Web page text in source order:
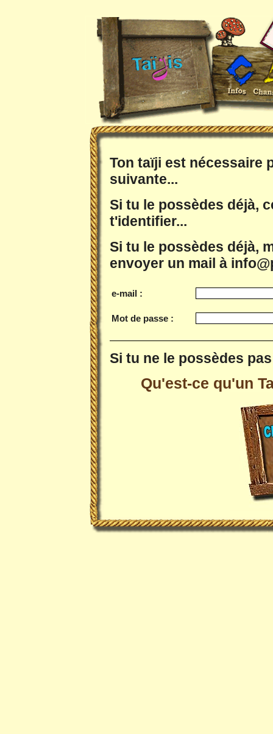
Ton taïji est nécessaire
suivante...
Si tu le possèdes déjà,
t'identifier...
Si tu le possèdes déjà,
envoyer un mail à
e-mail :
Mot de passe :
Si tu ne le possèdes
Qu'est-ce qu'un